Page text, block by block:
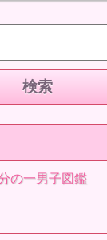
の一男子図鑑